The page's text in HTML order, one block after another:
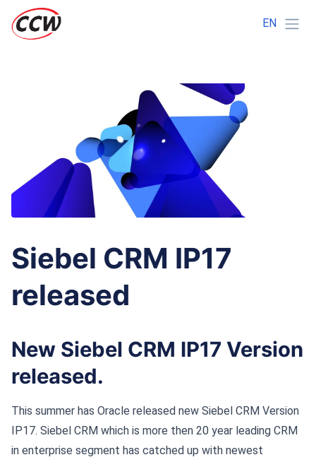
EN
Siebel CRM IP17
released
New Siebel CRM IP17 Version
released.
This summer has Oracle released new Siebel CRM Version
IP17. Siebel CRM which is more then 20 year leading CRM
in enterprise segment has catched up with newest